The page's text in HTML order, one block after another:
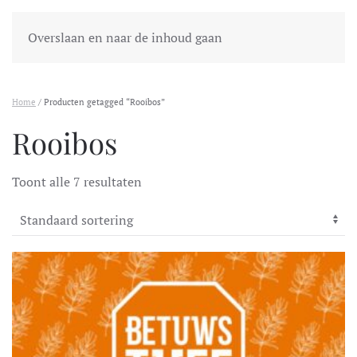
Overslaan en naar de inhoud gaan
Home / Producten getagged “Rooibos”
Rooibos
Toont alle 7 resultaten